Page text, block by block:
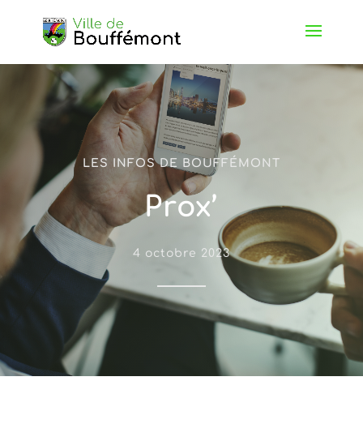
LES INFOS DE BOUFFÉMONT
Prox’
4 octobre 2023